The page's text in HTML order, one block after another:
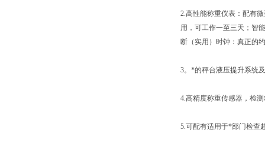
2.高性能称重仪表：配有
用，可工作一至三天；智
断（实用）时钟：真正的
3。*的秤台液压提升系统
4.高精度称重传感器，检
5.可配有适用于*部门检查